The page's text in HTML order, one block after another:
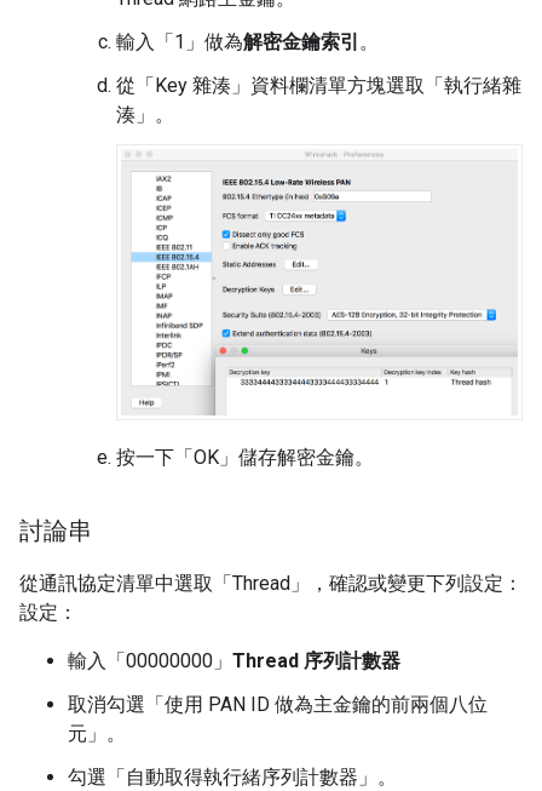
輸入「1」做為解密金鑰索引 。
從「Key 雜湊」 資料欄清單方塊選取「執行緒雜
湊」 。
按一下「OK」 儲存解密金鑰。
討論串
從通訊協定清單中選取「Thread」
，確認或變更下列設定：
設定：
輸入「00000000」 Thread 序列計數器
取消勾選「使用 PAN ID 做為主金鑰的前兩個八位
元」 。
勾選「自動取得執行緒序列計數器」 。